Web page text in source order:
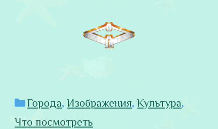
Рубрики
Города,Изображения,Культура,
Что посмотреть